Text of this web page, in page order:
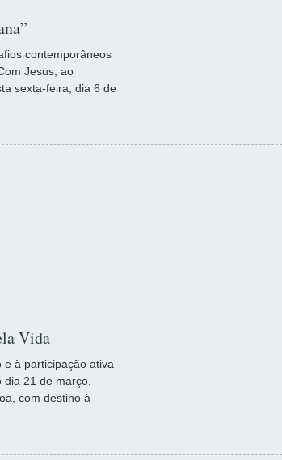
contemporâneos
Jesus, ao
sexta-feira, dia 6 de
Vida
e à participação ativa
21 de março,
com destino à